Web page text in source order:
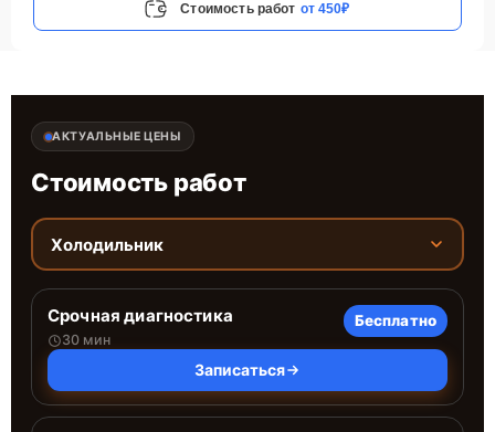
Стоимость работ от 450₽
АКТУАЛЬНЫЕ ЦЕНЫ
Стоимость работ
Холодильник
Срочная диагностика
30 мин
Бесплатно
Записаться